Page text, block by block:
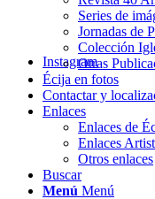
Instagram
Series de
Jornadas de
Colección
Otras
Écija en fotos
Contactar y
Enlaces
Enlaces de
Enlaces
Otros enlaces
Buscar
Menú Menú